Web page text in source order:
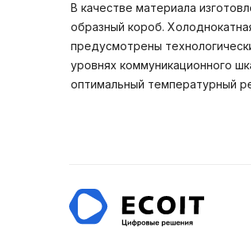
В качестве материала
образный короб.
предусмотрены
уровнях коммуникационного
оптимальный температурный